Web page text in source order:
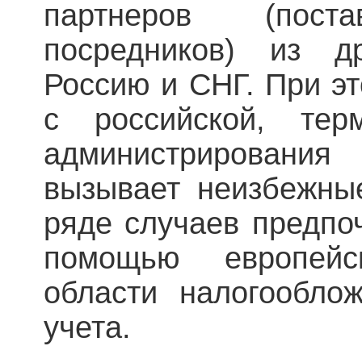
партнеров
посредников) из
Россию и СНГ. При
с российской,
вызывает
ряде случаев
помощью
области
учета.